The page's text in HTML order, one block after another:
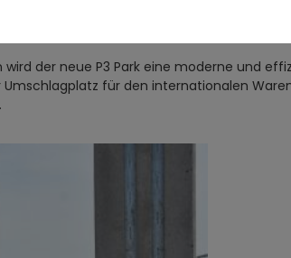
der neue P3 Park eine moderne und
für den internationalen